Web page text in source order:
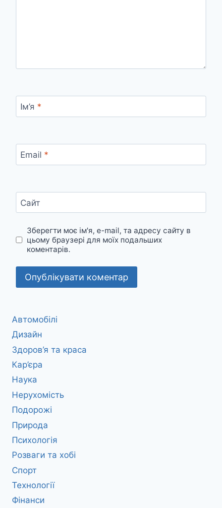
Ім’я *
Email *
Сайт
Зберегти моє ім'я, e-mail, та адресу сайту в
цьому браузері для моїх подальших
коментарів.
Автомобілі
Дизайн
Здоров’я та краса
Кар’єра
Наука
Нерухомість
Подорожі
Природа
Психологія
Розваги та хобі
Спорт
Технології
Фінанси